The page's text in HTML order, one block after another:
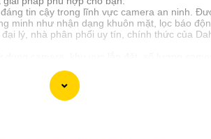
tin cậy trong lĩnh vực camera an ninh.
minh như nhận dạng khuôn mặt, lọc báo
lý, nhà phân phối uy tín, chính thức của
Hãng giá rẻ và giải pháp phù hợp cho